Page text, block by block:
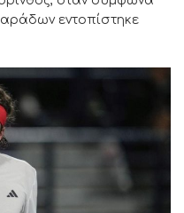
εντοπίστηκε